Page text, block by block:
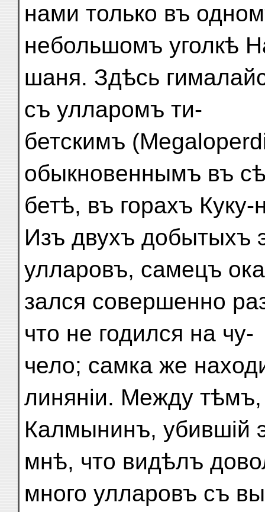
нами только въ
небольшомъ уголкѣ
шаня. Здѣсь
съ улларомъ ти-
бетскимъ
обыкновеннымъ въ
бетѣ, въ горахъ Куку-
Изъ двухъ добытыхъ
улларовъ, самецъ
зался совершенно
что не годился на чу-
чело; самка же
линяніи. Между тѣмъ,
Калмынинъ, убившій
мнѣ, что видѣлъ
много улларовъ съ